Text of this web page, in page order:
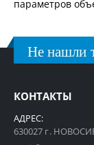
параметров
Не нашли
КОНТАКТЫ
АДРЕС:
630027 г.